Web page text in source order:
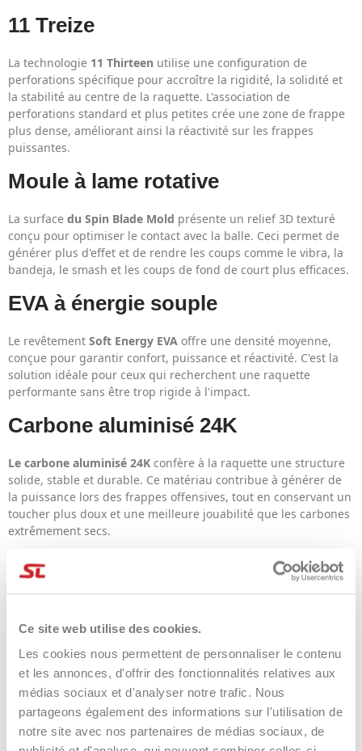
Ce site web utilise des cookies.
Les cookies nous permettent de personnaliser le contenu
et les annonces, d'offrir des fonctionnalités relatives aux
médias sociaux et d'analyser notre trafic. Nous
partageons également des informations sur l'utilisation de
notre site avec nos partenaires de médias sociaux, de
11 Treize
La technologie 11 Thirteen utilise une configuration de
perforations spécifique pour accroître la rigidité, la solidité et
la stabilité au centre de la raquette. L'association de
perforations standard et plus petites crée une zone de frappe
plus dense, améliorant ainsi la réactivité sur les frappes
puissantes.
Moule à lame rotative
La surface du Spin Blade Mold présente un relief 3D texturé
conçu pour optimiser le contact avec la balle. Ceci permet de
générer plus d'effet et de rendre les coups comme le vibra, la
bandeja, le smash et les coups de fond de court plus efficaces.
EVA à énergie souple
Le revêtement Soft Energy EVA offre une densité moyenne,
conçue pour garantir confort, puissance et réactivité. C'est la
solution idéale pour ceux qui recherchent une raquette
performante sans être trop rigide à l'impact.
Carbone aluminisé 24K
Le carbone aluminisé 24K confère à la raquette une structure
solide, stable et durable. Ce matériau contribue à générer de
la puissance lors des frappes offensives, tout en conservant un
toucher plus doux et une meilleure jouabilité que les carbones
extrêmement secs.
À qui est-il recommandé
La raquetteAdidas Cross IT Light Pro EDT 2026est
recommandée aux joueurs de niveau intermédiaire à avancé
recherchant une raquette légère, rapide et polyvalente. Elle
convient particulièrement aux joueurs appréciant un jeu
moderne, caractérisé par un rythme élevé, des transitions
rapides et des coups précis.